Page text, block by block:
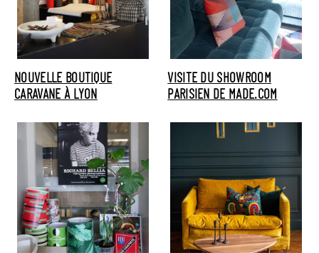
NOUVELLE BOUTIQUE
CARAVANE À LYON
VISITE DU SHOWROOM
PARISIEN DE MADE.COM